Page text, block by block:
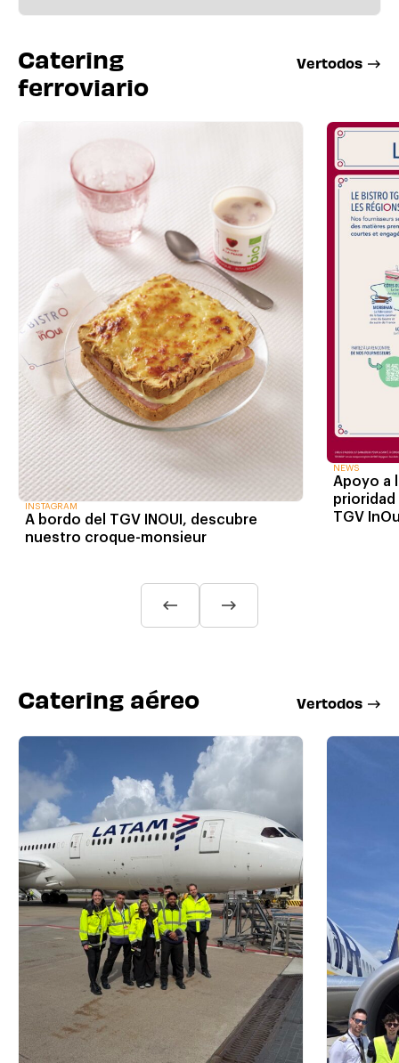
Catering
ferroviario
Vertodos
INSTAGRAM
A bordo del TGV INOUI, descubre
nuestro croque-monsieur
NEWS
Apoyo a
prioridad
TGV
Catering aéreo Vertodos